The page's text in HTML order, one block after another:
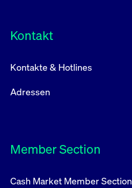
Kontakt
Kontakte & Hotlines
Adressen
Member Section
Cash Market Member Section